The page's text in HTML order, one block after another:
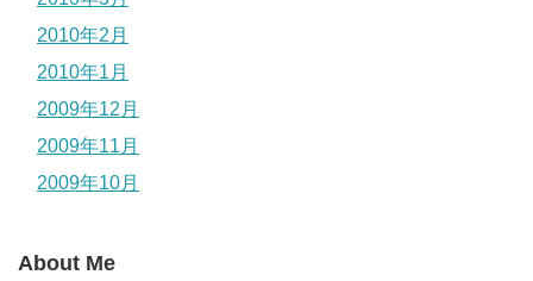
2010年2月
2010年1月
2009年12月
2009年11月
2009年10月
About Me